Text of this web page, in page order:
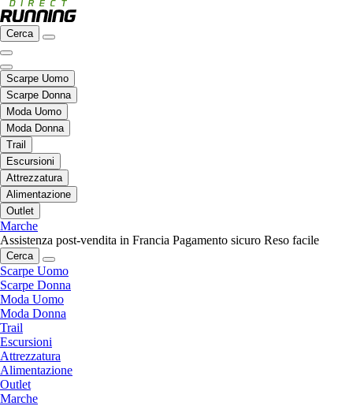
Cerca
Scarpe Uomo
Scarpe Donna
Moda Uomo
Moda Donna
Trail
Escursioni
Attrezzatura
Alimentazione
Outlet
Marche
Assistenza post-vendita in Francia Pagamento sicuro Reso facile
Cerca
Scarpe Uomo
Scarpe Donna
Moda Uomo
Moda Donna
Trail
Escursioni
Attrezzatura
Alimentazione
Outlet
Marche